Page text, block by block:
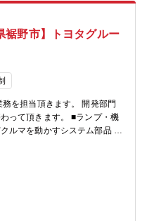
裾野市】トヨタグルー
を担当頂きます。 開発部門
って頂きます。 ■ランプ・機
ルマを動かすシステム部品 ■
力】 設計の魅
りを感じますし、それら１点